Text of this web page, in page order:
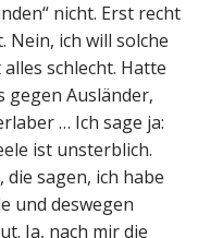
nicht. Erst recht
Nein, ich will solche
schlecht. Hatte
gegen Ausländer,
… Ich sage ja:
ist unsterblich.
sagen, ich habe
und deswegen
Ja, nach mir die